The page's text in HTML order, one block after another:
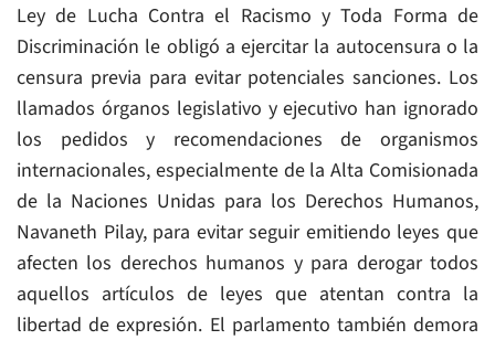
Ley de Lucha Contra el Racismo y Toda Forma de
Discriminación le obligó a ejercitar la autocensura o la
censura previa para evitar potenciales sanciones. Los
llamados órganos legislativo y ejecutivo han ignorado
los pedidos y recomendaciones de organismos
internacionales, especialmente de la Alta Comisionada
de la Naciones Unidas para los Derechos Humanos,
Navaneth Pilay, para evitar seguir emitiendo leyes que
afecten los derechos humanos y para derogar todos
aquellos artículos de leyes que atentan contra la
libertad de expresión. El parlamento también demora